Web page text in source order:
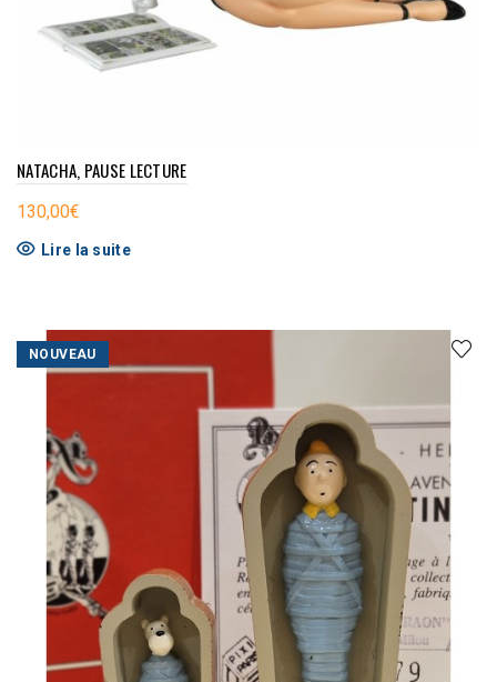
NATACHA, PAUSE LECTURE
130,00€
Lire la suite
NOUVEAU